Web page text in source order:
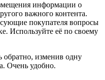
информации о
важного контента.
покупателя вопросы
Используйте её по своему
обратно, изменив одну
Очень удобно.